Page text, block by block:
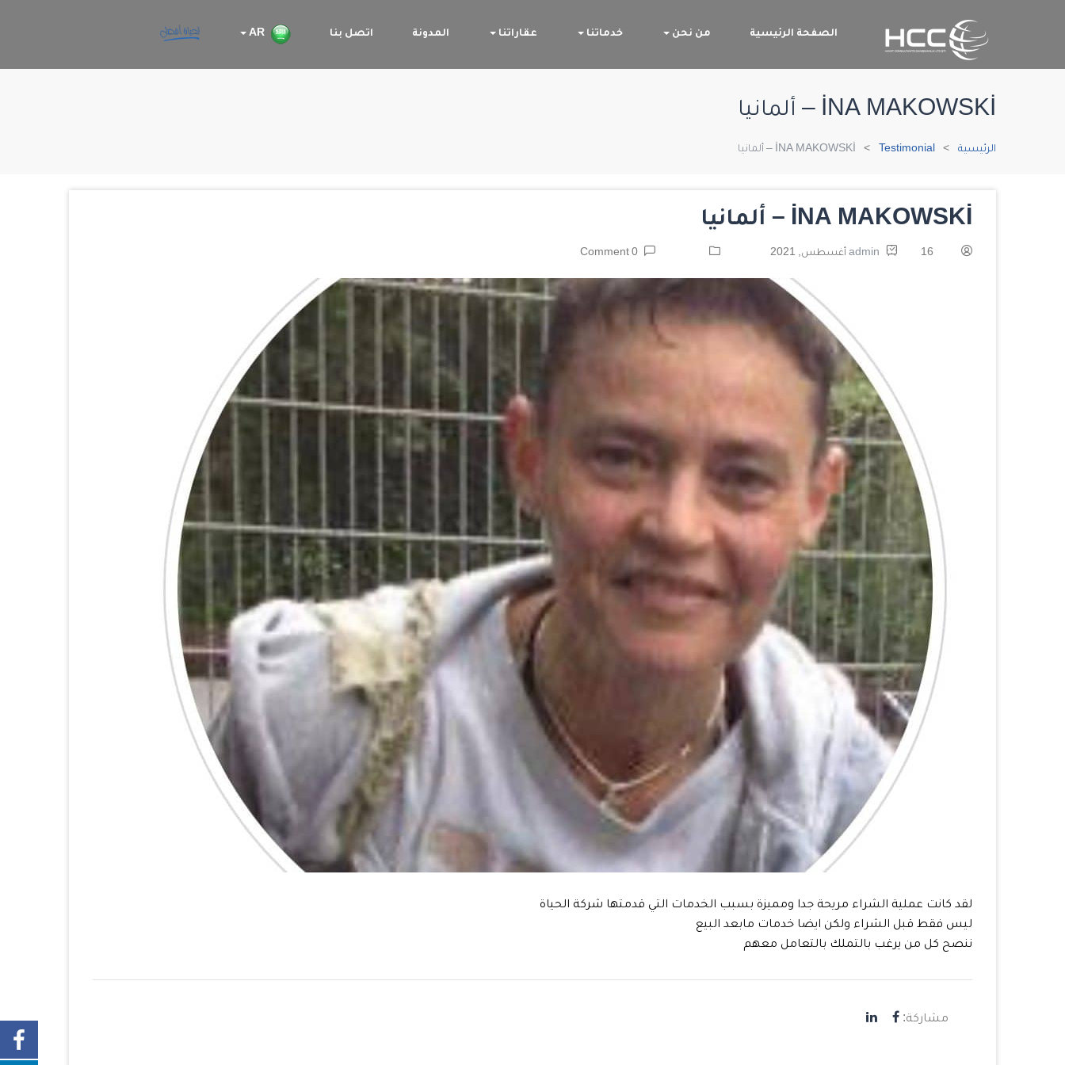
الصفحة الرئيسية من نحن خدماتنا عقاراتنا المدونة اتصل بنا AR
İNA MAKOWSKİ – ألمانيا
الرئيسية Testimonial İNA MAKOWSKİ – ألمانيا
İNA MAKOWSKİ – ألمانيا
admin 16 أغسطس, 2021
لقد كانت عملية الشراء مريحة جدا ومميزة بسبب الخدمات التي قدمتها شركة الحياة
ليس فقط قبل الشراء ولكن ايضا خدمات مابعد البيع
ننصح كل من يرغب بالتملك بالتعامل معهم
مشاركة: